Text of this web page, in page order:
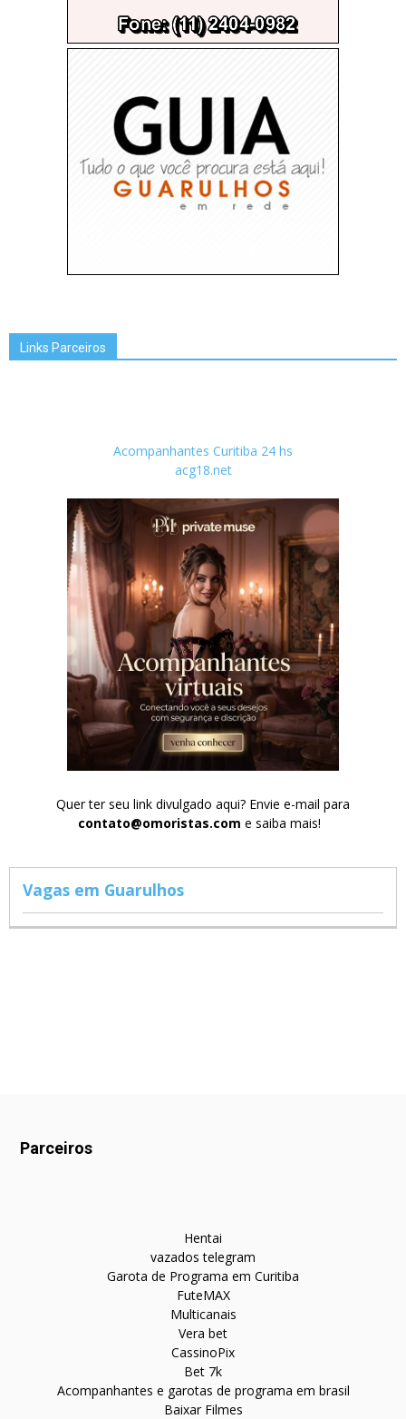
Links Parceiros
Acompanhantes Curitiba 24 hs
acg18.net
Quer ter seu link divulgado aqui? Envie e-mail para
contato@omoristas.com e saiba mais!
Vagas em Guarulhos
Parceiros
Hentai
vazados telegram
Garota de Programa em Curitiba
FuteMAX
Multicanais
Vera bet
CassinoPix
Bet 7k
Acompanhantes e garotas de programa em brasil
Baixar Filmes